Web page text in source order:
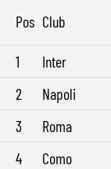
Pos Club
1 Inter
2
Napoli
3
Roma
4
Como